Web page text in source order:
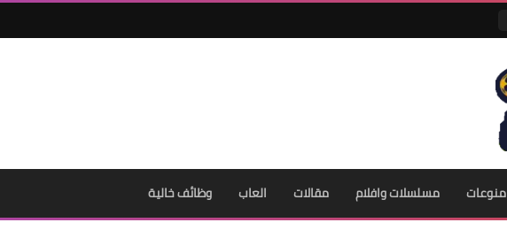
منوعات مسلسلات وافلام مقالات العاب وظائف خالية
31 ديسمبر 2020
31 ديسمبر 2020